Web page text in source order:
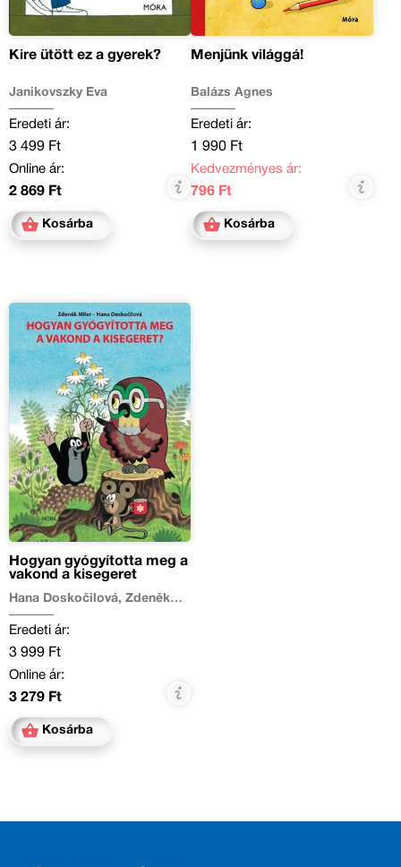
Kire ütött ez a gyerek?
Janikovszky Éva
Eredeti ár:
3 499 Ft
Online ár:
2 869 Ft
Kosárba
Menjünk világgá!
Balázs Ágnes
Eredeti ár:
1 990 Ft
Kedvezményes ár:
796 Ft
Kosárba
Hogyan gyógyította meg a
vakond a kisegeret
Hana Doskočilová, Zdeněk
Eredeti ár:
3 999 Ft
Online ár:
3 279 Ft
Kosárba